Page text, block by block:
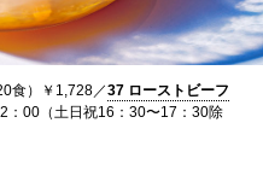
食）￥1,728／37 ローストビーフ
：00（土日祝16：30〜17：30除